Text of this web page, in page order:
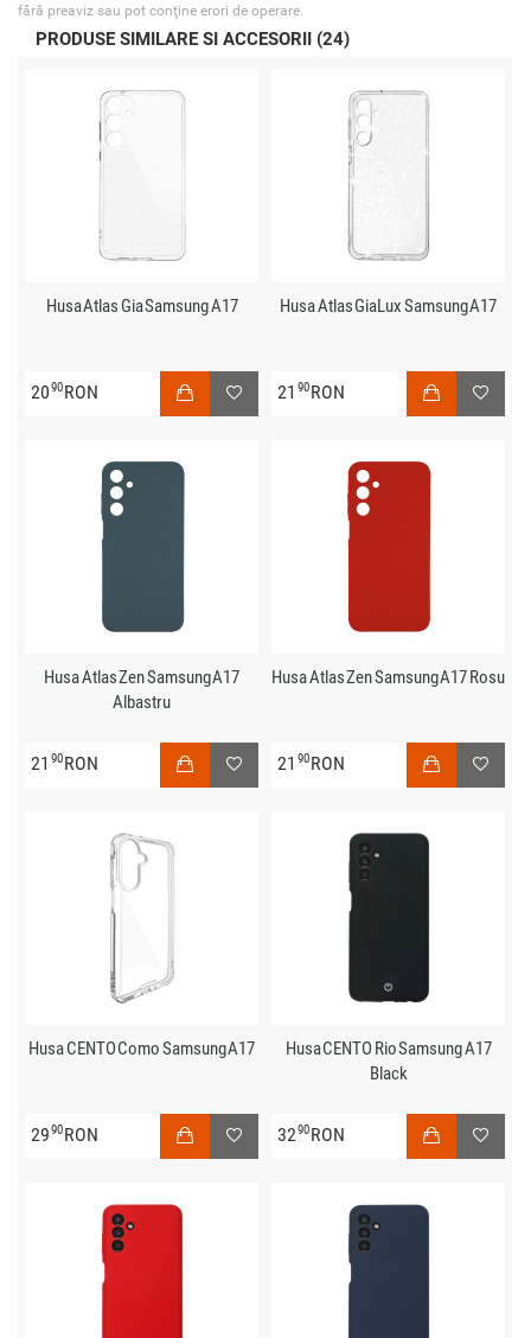
fără preaviz sau pot conţine erori de operare.
PRODUSE SIMILARE SI ACCESORII (24)
Husa Atlas Gia Samsung A17
2090RON
Husa Atlas GiaLux Samsung A17
21 90RON
Husa Atlas Zen Samsung A17
Albastru
21 90RON
Husa Atlas Zen Samsung A17 Rosu
21 90RON
Husa CENTO Como Samsung A17
2990RON
Husa CENTO Rio Samsung A17
Black
3290RON